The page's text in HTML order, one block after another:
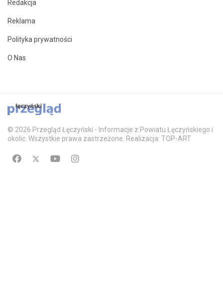
Redakcja
Reklama
Polityka prywatności
O Nas
© 2026 Przegląd Łęczyński - Informacje z Powiatu Łęczyńskiego i
okolic. Wszystkie prawa zastrzeżone. Realizacja: TOP-ART